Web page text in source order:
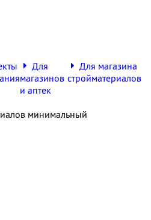
Для
магазинов
и аптек
Для магазина
стройматериалов
минимальный